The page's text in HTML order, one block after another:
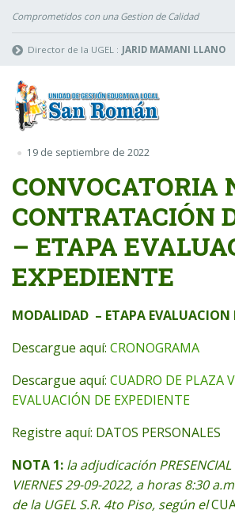
Comprometidos con una Gestion de Calidad
Director de la UGEL : JARID MAMANI LLANO
19 de septiembre de 2022
CONVOCATORIA
CONTRATACIÓN
– ETAPA
EXPEDIENTE
MODALIDAD – ETAPA EVALUACION
Descargue aquí: CRONOGRAMA
Descargue aquí: CUADRO DE PLAZA
EVALUACIÓN DE EXPEDIENTE
Registre aquí: DATOS PERSONALES
NOTA 1: la adjudicación
VIERNES 29-09-2022, a horas 8:30
de la UGEL S.R. 4to Piso, según el